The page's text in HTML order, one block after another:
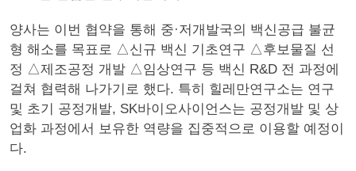
양사는 이번 협약을 통해 중·저개발국의 백신공급 불균
형 해소를 목표로 △신규 백신 기초연구 △후보물질 선
정 △제조공정 개발 △임상연구 등 백신 R&D 전 과정에
걸쳐 협력해 나가기로 했다. 특히 힐레만연구소는 연구
및 초기 공정개발, SK바이오사이언스는 공정개발 및 상
업화 과정에서 보유한 역량을 집중적으로 이용할 예정이
다.